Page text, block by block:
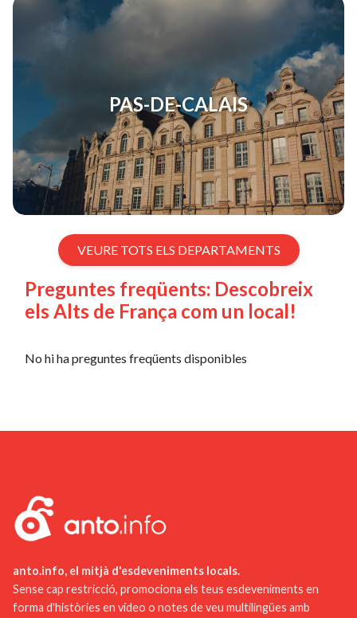
PAS-DE-CALAIS
VEURE TOTS ELS DEPARTAMENTS
Preguntes freqüents: Descobreix
els Alts de França com un local!
No hi ha preguntes freqüents disponibles
anto.info, el mitjà d'esdeveniments locals.
Sense cap restricció, promociona els teus esdeveniments en
forma d'històries en vídeo o notes de veu multilingües amb